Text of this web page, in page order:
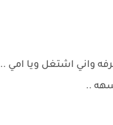
واني اشتغل ويا امي ..
..